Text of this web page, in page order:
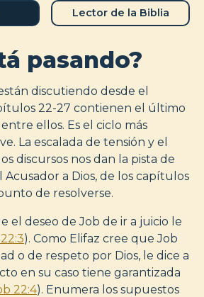
Lector de la Biblia
pasando?
discutiendo desde el
22-27 contienen el último
ellos. Es el ciclo más
La escalada de tensión y el
discursos nos dan la pista de
a Dios, de los capítulos
de resolverse.
el deseo de Job de ir a juicio le
). Como Elifaz cree que Job
o de respeto por Dios, le dice a
en su caso tiene garantizada
22:4). Enumera los supuestos